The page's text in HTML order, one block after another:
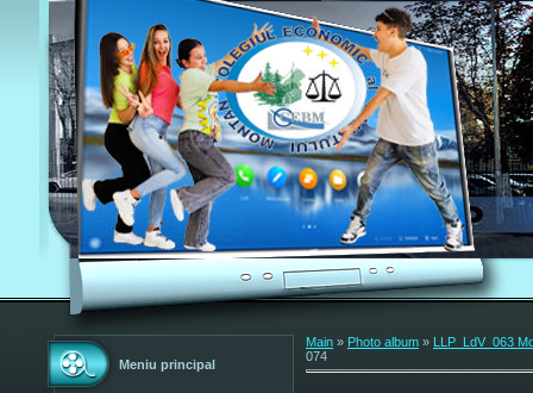
Meniu principal
Main » Photo album » LLP_LdV_063
074